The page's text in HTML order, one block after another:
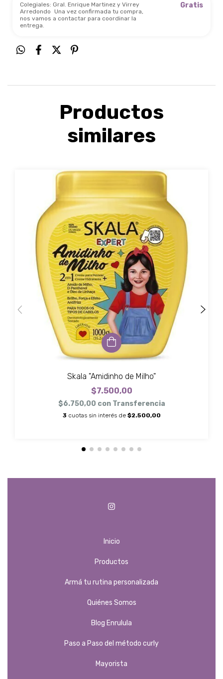
Colegiales: Gral. Enrique Martinez y Virrey
Arredondo Una vez confirmada tu compra,
nos vamos a contactar para coordinar la
entrega.
Gratis
Productos
similares
Skala "Amidinho de Milho"
$7.500,00
$6.750,00 con Transferencia
3 cuotas sin interés de $2.500,00
Inicio
Productos
Armá tu rutina personalizada
Quiénes Somos
Blog Enrulula
Paso a Paso del método curly
Mayorista